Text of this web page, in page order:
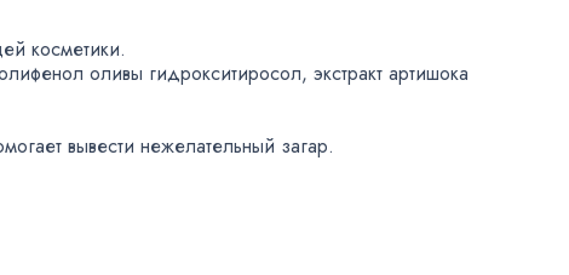
косметики.
оливы гидрокситиросол, экстракт артишока
вывести нежелательный загар.